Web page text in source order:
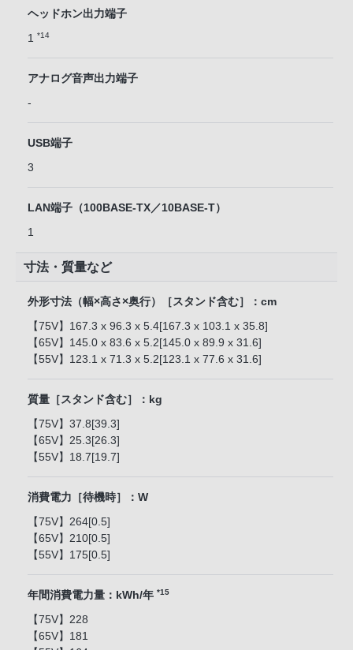
ヘッドホン出力端子
1 *14
アナログ音声出力端子
-
USB端子
3
LAN端子（100BASE-TX／10BASE-T）
1
寸法・質量など
外形寸法（幅×高さ×奥行）［スタンド含む］：cm
【75V】167.3 x 96.3 x 5.4[167.3 x 103.1 x 35.8]
【65V】145.0 x 83.6 x 5.2[145.0 x 89.9 x 31.6]
【55V】123.1 x 71.3 x 5.2[123.1 x 77.6 x 31.6]
質量［スタンド含む］：kg
【75V】37.8[39.3]
【65V】25.3[26.3]
【55V】18.7[19.7]
消費電力［待機時］：W
【75V】264[0.5]
【65V】210[0.5]
【55V】175[0.5]
年間消費電力量：kWh/年 *15
【75V】228
【65V】181